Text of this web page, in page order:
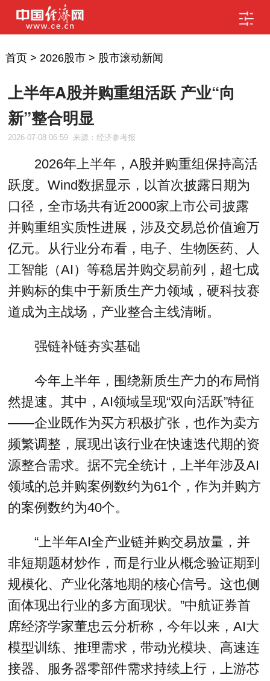
首页> 2026股市> 股市滚动新闻
上半年A股并购重组活跃 产业“向
新”整合明显
2026-07-08 06:59 来源：经济参考报
2026年上半年，A股并购重组保持高活
跃度。Wind数据显示，以首次披露日期为
口径，全市场共有近2000家上市公司披露
并购重组实质性进展，涉及交易总价值逾万
亿元。从行业分布看，电子、生物医药、人
工智能（AI）等稳居并购交易前列，超七成
并购标的集中于新质生产力领域，硬科技赛
道成为主战场，产业整合主线清晰。
强链补链夯实基础
今年上半年，围绕新质生产力的布局悄
然提速。其中，AI领域呈现“双向活跃”特征
——企业既作为买方积极扩张，也作为卖方
频繁调整，展现出该行业在快速迭代期的资
源整合需求。据不完全统计，上半年涉及AI
领域的总并购案例数约为61个，作为并购方
的案例数约为40个。
“上半年AI全产业链并购交易放量，并
非短期题材炒作，而是行业从概念验证期到
规模化、产业化落地期的核心信号。这也侧
面体现出行业的多方面现状。”中航证券首
席经济学家董忠云分析称，今年以来，AI大
模型训练、推理需求，带动光模块、高速连
接器、服务器零部件需求持续上行，上游芯